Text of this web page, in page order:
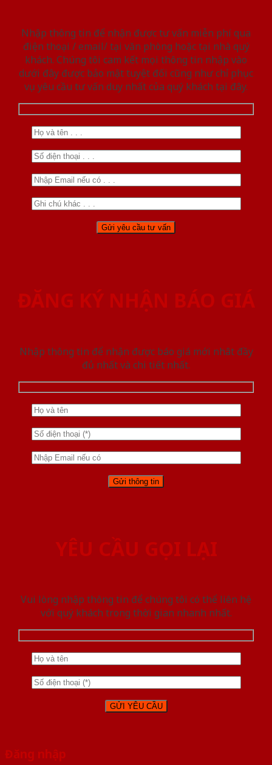
Nhập thông tin để nhận được tư vấn miễn phí qua
điện thoại / email/ tại văn phòng hoặc tại nhà quý
khách. Chúng tôi cam kết mọi thông tin nhập vào
dưới đây được bảo mật tuyệt đối cũng như chỉ phục
vụ yêu cầu tư vấn duy nhất của quý khách tại đây.
ĐĂNG KÝ NHẬN BÁO GIÁ
Nhập thông tin để nhận được báo giá mới nhât đầy
đủ nhất và chi tiết nhất.
YÊU CẦU GỌI LẠI
Vui lòng nhập thông tin để chúng tôi có thể liên hệ
với quý khách trong thời gian nhanh nhất.
Đăng nhập